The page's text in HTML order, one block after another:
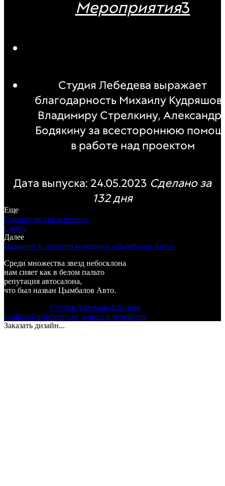
Мероприятия3
Студия Лебедева выражает
благодарность Михаилу
Владимиру Стрелкину,
Бодякину за всестороннюю
в работе над проектом
Дата выпуска: 24.05.2023 Сделано за
132 дня
Еще
Строительство и ремонт
Сайты
Далее
Название и логотип компании «Цымбалов Авто»
Среди множества звезд небосклона
нам сияет как в белом пальто
репутация автосалона,
что был назван Цымбалов Авто.
Студия Артемия Лебедева
mailbox@artlebedev.ru адреса и телефоны
Заказать дизайн...